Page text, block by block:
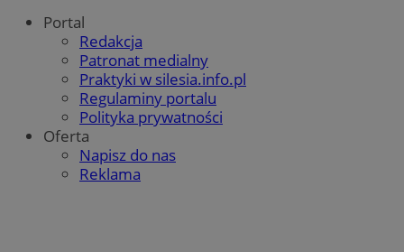
Portal
Redakcja
Patronat medialny
Praktyki w silesia.info.pl
Regulaminy portalu
Polityka prywatności
Oferta
Napisz do nas
Reklama